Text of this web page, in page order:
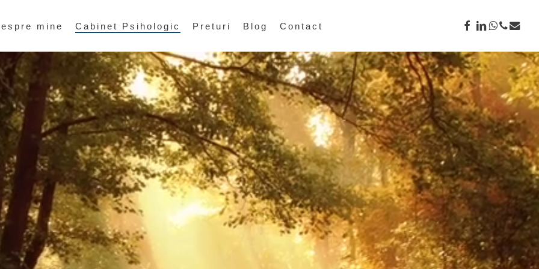
mine Cabinet Psihologic Preturi Blog Contact facebook
linkedin
phone
email